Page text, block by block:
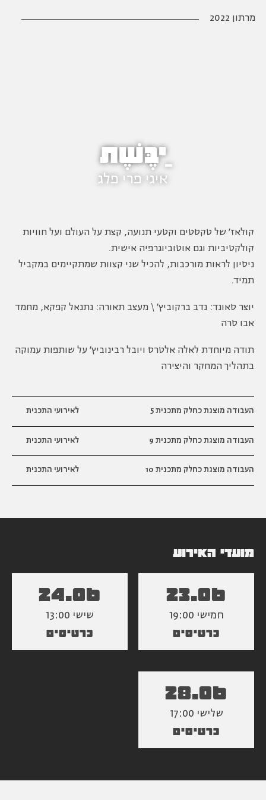
מרתון 2022
יַבֶּשֶׁת
איגי פרי פלג
קולאז' של טקסטים וקטעי תנועה, קצת על העולם ועל חוויות
קולקטיביות וגם אוטוביוגרפיה אישית.
ניסיון לראות מורכבות, להכיל שני קצוות שמתקיימים במקביל
תמיד.
יוצר סאונד: נדב ברקוביץ' \ מעצב תאורה: נתנאל קפקא, מחמד
אבו סרה
תודה מיוחדת לאלה אלטרס ויובל רבינוביץ' על שותפות עמוקה
בתהליך המחקר והיצירה
העבודה מוצגת כחלק מתכנית 5 לאירועי התכנית
העבודה מוצגת כחלק מתכנית 9 לאירועי התכנית
העבודה מוצגת כחלק מתכנית 10 לאירועי התכנית
מועדי האירוע
23.06
חמישי 19:00
כרטיסים
24.06
שישי 13:00
כרטיסים
28.06
שלישי 17:00
כרטיסים